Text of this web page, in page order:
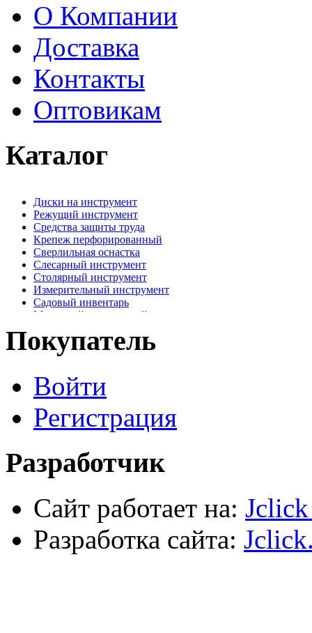
О Компании
Доставка
Контакты
Оптовикам
Каталог
Диски на инструмент
Режущий инструмент
Средства защиты труда
Крепеж перфорированный
Сверлильная оснастка
Слесарный инструмент
Столярный инструмент
Измерительный инструмент
Садовый инвентарь
Малярный, отделочный инструмент
Наждачная бумага
Хозтовары
Электрика, осветительное оборудование
Пена и герметики
Автомобильный инструмент
Сварочное оборудование
Силовое оборудование
Покупатель
Войти
Регистрация
Разработчик
Сайт работает на:
Разработка сайта: